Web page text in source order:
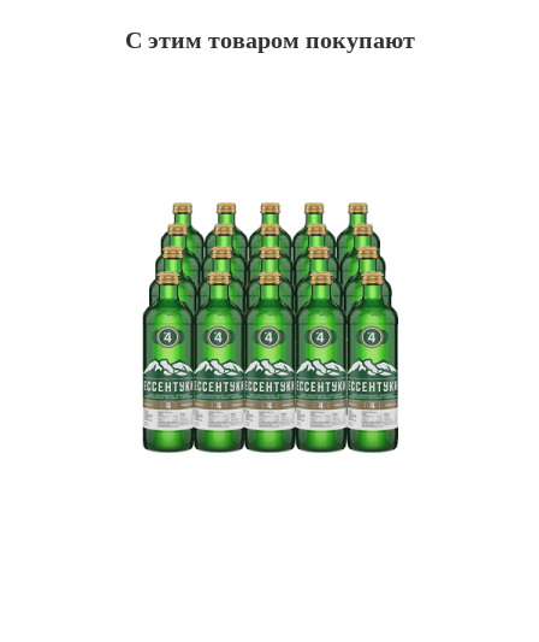
С этим товаром покупают